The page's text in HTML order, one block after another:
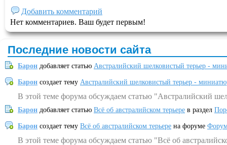
Добавить комментарий
Нет комментариев. Ваш будет первым!
Последние новости сайта
Барон добавляет статью Австралийский шелковистый терьер -
Барон создает тему Австралийский шелковистый терьер -
В этой теме форума обсуждаем статью "Австралийский
Барон добавляет статью Всё об австралийском терьере в раздел
Барон создает тему Всё об австралийском терьере на форуме
В этой теме форума обсуждаем статью "Всё об